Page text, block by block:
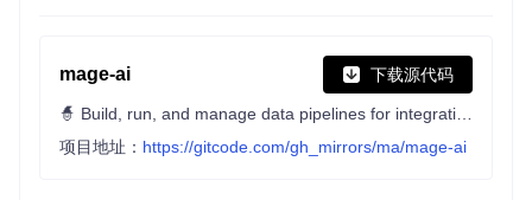
mage-ai 下载源代码
项目地址： https://gitcode.com/gh_mirrors/ma/mage-ai